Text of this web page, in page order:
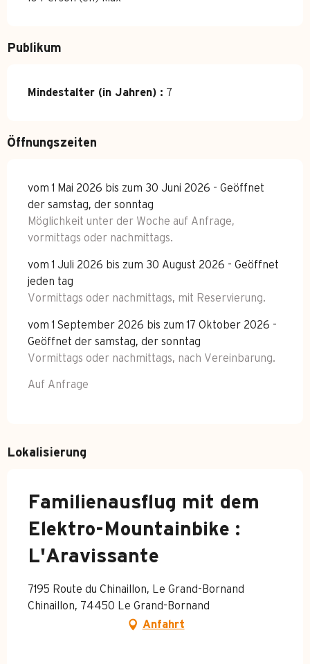
Publikum
Mindestalter (in Jahren) : 7
Öffnungszeiten
vom 1 Mai 2026 bis zum 30 Juni 2026 - Geöffnet
der samstag, der sonntag
Möglichkeit unter der Woche auf Anfrage,
vormittags oder nachmittags.
vom 1 Juli 2026 bis zum 30 August 2026 - Geöffnet
jeden tag
Vormittags oder nachmittags, mit Reservierung.
vom 1 September 2026 bis zum 17 Oktober 2026 -
Geöffnet der samstag, der sonntag
Vormittags oder nachmittags, nach Vereinbarung.
Auf Anfrage
Lokalisierung
Familienausflug mit dem
Elektro-Mountainbike :
L'Aravissante
7195 Route du Chinaillon, Le Grand-Bornand
Chinaillon, 74450 Le Grand-Bornand
Anfahrt